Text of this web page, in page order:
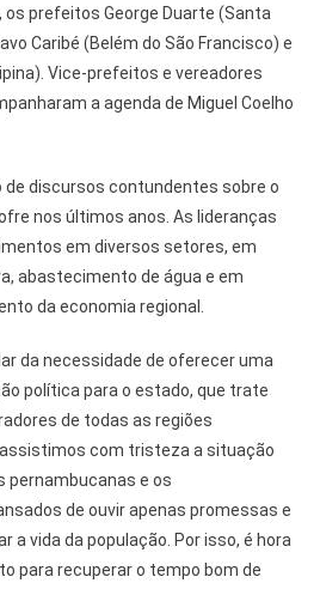
os prefeitos George Duarte (Santa
Caribé (Belém do São Francisco) e
Vice-prefeitos e vereadores
a agenda de Miguel Coelho
discursos contundentes sobre o
nos últimos anos. As lideranças
em diversos setores, em
abastecimento de água e em
da economia regional.
da necessidade de oferecer uma
política para o estado, que trate
de todas as regiões
com tristeza a situação
pernambucanas e os
de ouvir apenas promessas e
a vida da população. Por isso, é hora
para recuperar o tempo bom de